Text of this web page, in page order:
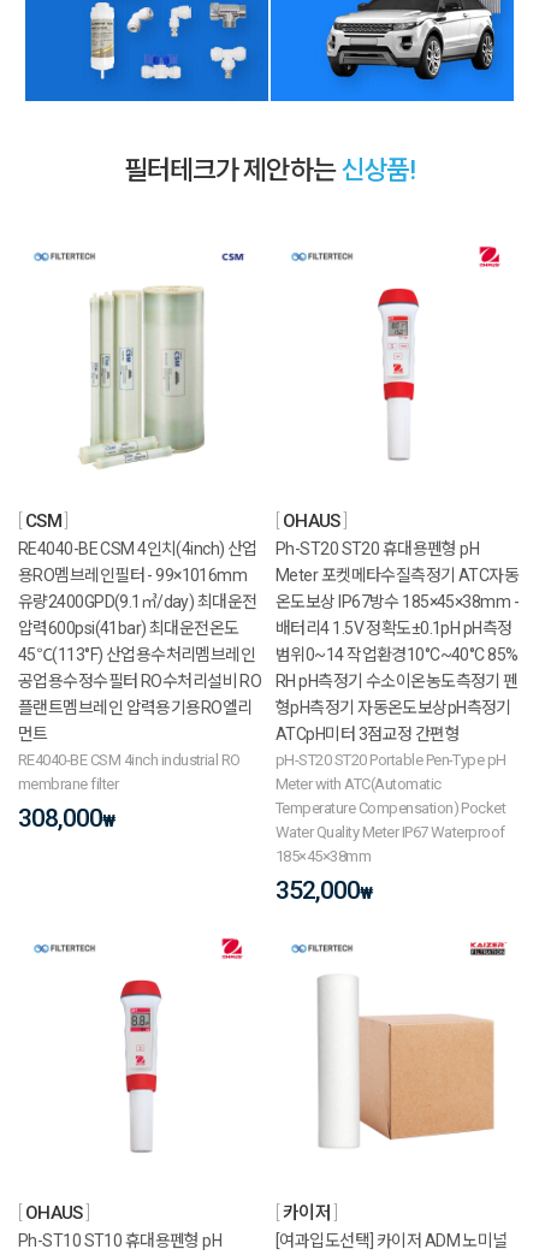
필터테크가 제안하는신상품!
CSM
RE4040-BE CSM 4인치(4inch) 산업
용RO멤브레인필터 - 99×1016mm
유량2400GPD(9.1㎥/day) 최대운전
압력600psi(41bar) 최대운전온도
45℃(113°F) 산업용수처리멤브레인
공업용수정수필터 RO수처리설비 RO
플랜트멤브레인 압력용기용RO엘리
먼트
RE4040-BE CSM 4inch industrial RO
membrane filter
308,000₩
OHAUS
Ph-ST20 ST20 휴대용펜형 pH
Meter 포켓메타수질측정기 ATC자동
온도보상 IP67방수 185×45×38mm -
배터리4 1.5V 정확도±0.1pH pH측정
범위0~14 작업환경10°C~40°C 85%
RH pH측정기 수소이온농도측정기 펜
형pH측정기 자동온도보상pH측정기
ATCpH미터 3점교정 간편형
pH-ST20 ST20 Portable Pen-Type pH
Meter with ATC(Automatic
Temperature Compensation) Pocket
Water Quality Meter IP67 Waterproof
185×45×38mm
352,000₩
OHAUS
Ph-ST10 ST10 휴대용펜형 pH
카이저
[여과입도선택] 카이저 ADM 노미널